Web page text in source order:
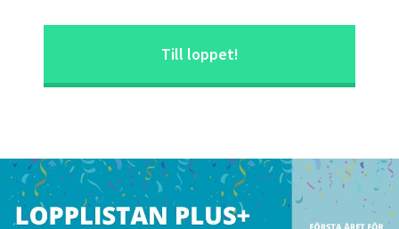
Till loppet!